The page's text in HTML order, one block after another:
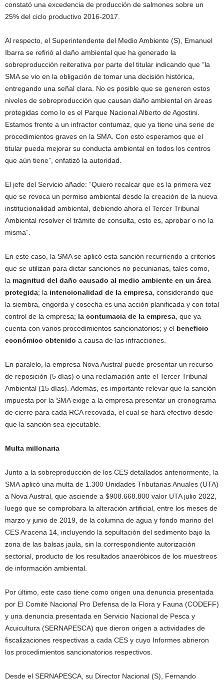
constató una excedencia de producción de salmones sobre un
25% del ciclo productivo 2016-2017.
Al respecto, el Superintendente del Medio Ambiente (S), Emanuel
Ibarra se refirió al daño ambiental que ha generado la
sobreproducción reiterativa por parte del titular indicando que “la
SMA se vio en la obligación de tomar una decisión histórica,
entregando una señal clara. No es posible que se generen estos
niveles de sobreproducción que causan daño ambiental en áreas
protegidas como lo es el Parque Nacional Alberto de Agostini.
Estamos frente a un infractor contumaz, que ya tiene una serie de
procedimientos graves en la SMA. Con esto esperamos que el
titular pueda mejorar su conducta ambiental en todos los centros
que aún tiene”, enfatizó la autoridad.
El jefe del Servicio añade: “Quiero recalcar que es la primera vez
que se revoca un permiso ambiental desde la creación de la nueva
institucionalidad ambiental, debiendo ahora el Tercer Tribunal
Ambiental resolver el trámite de consulta, esto es, aprobar o no la
misma”.
En este caso, la SMA se aplicó esta sanción recurriendo a criterios
que se utilizan para dictar sanciones no pecuniarias, tales como,
la magnitud del daño causado al medio ambiente en un área
protegida; la intencionalidad de la empresa , considerando que
la siembra, engorda y cosecha es una acción planificada y con total
control de la empresa; la contumacia de la empresa , que ya
cuenta con varios procedimientos sancionatorios; y el beneficio
económico obtenido a causa de las infracciones.
En paralelo, la empresa Nova Austral puede presentar un recurso
de reposición (5 días) o una reclamación ante el Tercer Tribunal
Ambiental (15 días). Además, es importante relevar que la sanción
impuesta por la SMA exige a la empresa presentar un cronograma
de cierre para cada RCA recovada, el cual se hará efectivo desde
que la sanción sea ejecutable.
Multa millonaria
Junto a la sobreproducción de los CES detallados anteriormente, la
SMA aplicó una multa de 1.300 Unidades Tributarias Anuales (UTA)
a Nova Austral, que asciende a $908.668.800 valor UTA julio 2022,
luego que se comprobara la alteración artificial, entre los meses de
marzo y junio de 2019, de la columna de agua y fondo marino del
CES Aracena 14, incluyendo la sepultación del sedimento bajo la
zona de las balsas jaula, sin la correspondiente autorización
sectorial, producto de los resultados anaeróbicos de los muestreos
de información ambiental.
Por último, este caso tiene como origen una denuncia presentada
por El Comité Nacional Pro Defensa de la Flora y Fauna (CODEFF)
y una denuncia presentada en Servicio Nacional de Pesca y
Acuicultura (SERNAPESCA) que dieron origen a actividades de
fiscalizaciones respectivas a cada CES y cuyo Informes abrieron
los procedimientos sancionatorios respectivos.
Desde el SERNAPESCA, su Director Nacional (S), Fernando